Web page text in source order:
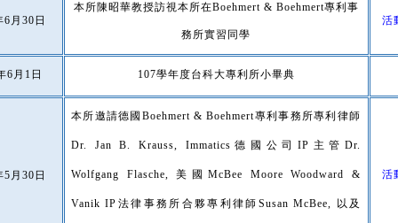
6月30日
本所陳昭華教授訪視本所在Boehmert & Boehmert專利事
務所實習同學
活
6月1日 107學年度台科大專利所小畢典
5月30日
本所邀請德國Boehmert & Boehmert專利事務所專利律師
Dr. Jan B. Krauss, Immatics德國公司IP主管Dr.
Wolfgang Flasche, 美國McBee Moore Woodward &
Vanik IP法律事務所合夥專利律師Susan McBee, 以及
活